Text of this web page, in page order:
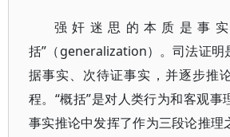
强奸迷思的本质是事
括”（generalization）。司法证明
据事实、次待证事实，并逐步推
程。“概括”是对人类行为和客观事
事实推论中发挥了作为三段论推理